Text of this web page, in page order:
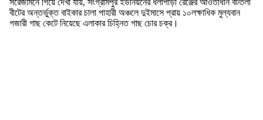
সরেজমিনে গিয়ে দেখা যায়, সংগ্রামপুর ইউনিয়নের ধলাপাড়া রেঞ্জের আওতাধীন বটতলী
বীটের অন্তর্ভুক্ত বাইকার চালা পাহারী অঞ্চলে দুইমাসে প্রায় ১০লক্ষাধিক মুল্যবান
গজারী গাছ কেটে নিয়েছে এলাকার চিহ্নিত গাছ চোর চক্র।